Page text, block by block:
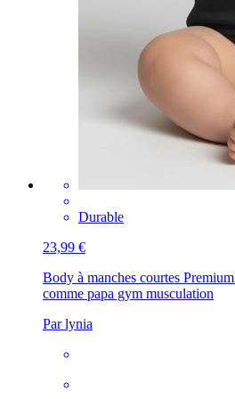
Durable
23,99 €
Body à manches courtes
comme papa gym musculation
Par lynia